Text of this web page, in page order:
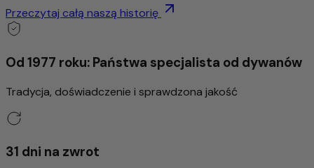
Przeczytaj całą naszą historię
Od 1977 roku: Państwa specjalista od dywanów
Tradycja, doświadczenie i sprawdzona jakość
31 dni na zwrot